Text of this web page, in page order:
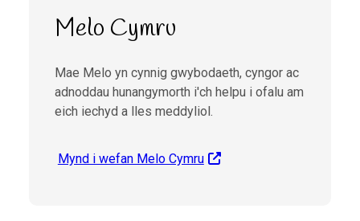
Melo Cymru
Mae Melo yn cynnig gwybodaeth, cyngor ac
adnoddau hunangymorth i'ch helpu i ofalu am
eich iechyd a lles meddyliol.
Mynd i wefan Melo Cymru